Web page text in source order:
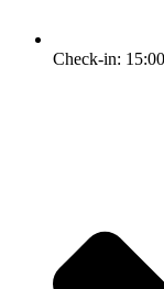
Check-in: 15:00